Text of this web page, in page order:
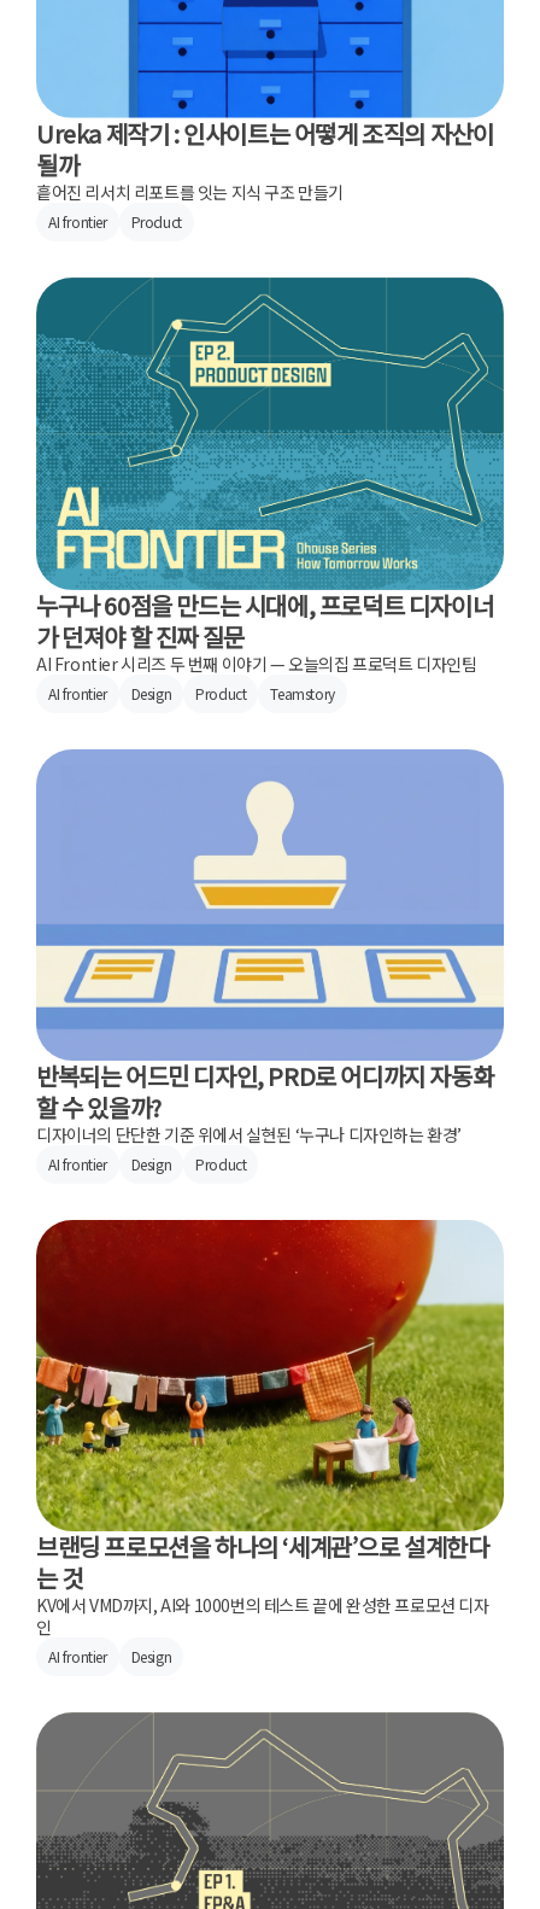
Ureka 제작기 : 인사이트는 어떻게 조직의 자산이
될까
흩어진 리서치 리포트를 잇는 지식 구조 만들기
AI frontier Product
누구나 60점을 만드는 시대에, 프로덕트 디자이너
가 던져야 할 진짜 질문
AI Frontier 시리즈 두 번째 이야기 — 오늘의집 프로덕트 디자인팀
AI frontier Design Product Teamstory
반복되는 어드민 디자인, PRD로 어디까지 자동화
할 수 있을까?
디자이너의 단단한 기준 위에서 실현된 ‘누구나 디자인하는 환경’
AI frontier Design Product
브랜딩 프로모션을 하나의 ‘세계관’으로 설계한다
는 것
KV에서 VMD까지, AI와 1000번의 테스트 끝에 완성한 프로모션 디자
인
AI frontier Design